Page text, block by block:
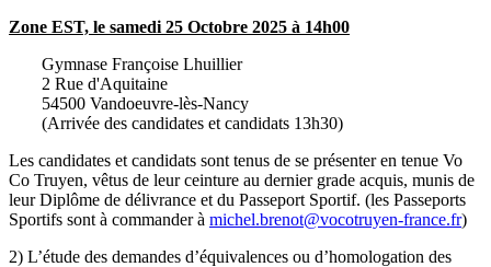
Zone EST, le samedi 25 Octobre 2025 à 14h00
Gymnase Françoise Lhuillier
2 Rue d'Aquitaine
54500 Vandoeuvre-lès-Nancy
(Arrivée des candidates et candidats 13h30)
Les candidates et candidats sont tenus de se présenter en tenue Vo
Co Truyen, vêtus de leur ceinture au dernier grade acquis, munis de
leur Diplôme de délivrance et du Passeport Sportif. (les Passeports
Sportifs sont à commander à michel.brenot@vocotruyen-france.fr)
2) L’étude des demandes d’équivalences ou d’homologation des